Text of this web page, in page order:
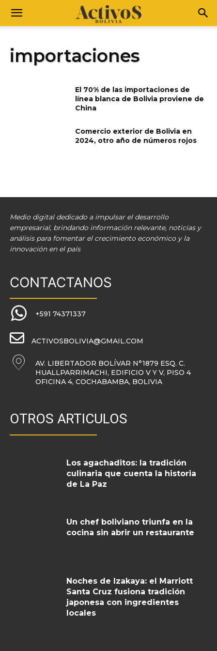
importaciones
El 70% de las importaciones de
línea blanca de Bolivia proviene de
China
Comercio exterior de Bolivia en
2024, otro año de números rojos
Medio digital dedicado a impulsar el desarrollo
empresarial, brindando información relevante, noticias y
análisis para fomentar el crecimiento económico y la
innovación en el país
CONTACTANOS
+591 74371337
ACTIVOSBOLIVIA@GMAIL.COM
AV. LIBERTADOR BOLÍVAR N°1879 ESQ. C.
HUALLPARRIMACHI, EDIFICIO V Y V, PISO 4
OFICINA 4, COCHABAMBA, BOLIVIA
OTROS ARTICULOS
Los agachaditos: la tradición
culinaria que cuenta la historia
de La Paz
Un chef boliviano triunfa en la
cocina sin abrir un restaurante
Noches de Izakaya: el Marriott
Santa Cruz fusiona tradición
japonesa con ingredientes
locales